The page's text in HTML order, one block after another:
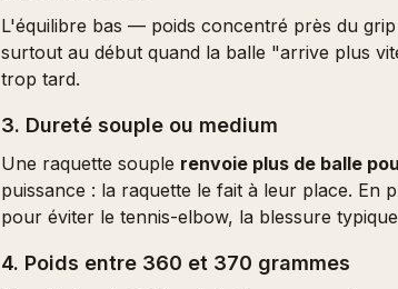
L'équilibre bas — poids concentré près du
surtout au début quand la balle "arrive plus
trop tard.
3. Dureté souple ou medium
Une raquette souple renvoie plus de balle
puissance : la raquette le fait à leur place.
pour éviter le tennis-elbow, la blessure
4. Poids entre 360 et 370 grammes